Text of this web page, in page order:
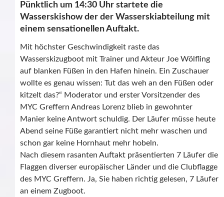
Pünktlich um 14:30 Uhr startete die
Wasserskishow der der Wasserskiabteilung mit
einem sensationellen Auftakt.
Mit höchster Geschwindigkeit raste das
Wasserskizugboot mit Trainer und Akteur Joe Wölfling
auf blanken Füßen in den Hafen hinein. Ein Zuschauer
wollte es genau wissen: Tut das weh an den Füßen oder
kitzelt das?“ Moderator und erster Vorsitzender des
MYC Greffern Andreas Lorenz blieb in gewohnter
Manier keine Antwort schuldig. Der Läufer müsse heute
Abend seine Füße garantiert nicht mehr waschen und
schon gar keine Hornhaut mehr hobeln.
Nach diesem rasanten Auftakt präsentierten 7 Läufer die
Flaggen diverser europäischer Länder und die Clubflagge
des MYC Greffern. Ja, Sie haben richtig gelesen, 7 Läufer
an einem Zugboot.